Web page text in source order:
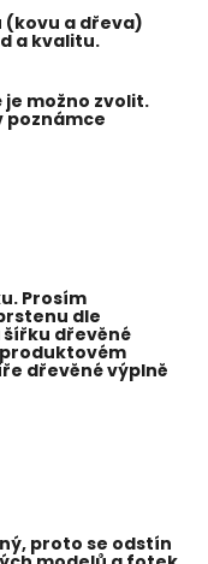
a dřeva)
a kvalitu.
je možno zvolit.
Prosím
dle
dřevěné
produktovém
dřevěné výplně
proto se odstín